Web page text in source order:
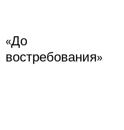
«До
востребования»